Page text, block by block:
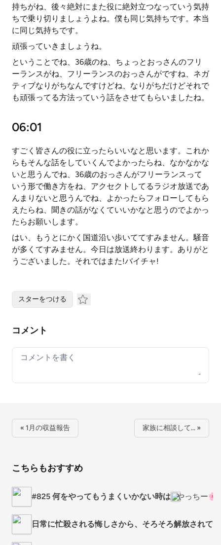
持ちがね、後々絶対にまた役に絶対立つなっていう気持
ちで乗り切りましょうよね。僕も同じ気持ちです。本当
に同じ気持ちです。
頑張っていきましょうね。
ということでね、36歳のね、ちょっとおっさんのフリ
ーランスがね、フリーランスのおっさんがですね、ネガ
ティブなりがちなんですけどね、なりがちだけどそれで
も頑張ってる方法っていう話をさせてもらいましたね。
06:01
すごく皆さんの役に立ったらいいなと思います。これか
らもそんな話をしていくんでよかったらね、なかなかな
いと思うんでね、36歳のおっさんがフリーランスって
いう形で働き方をね、アクセクトしてるラジオ放送であ
んまりないと思うんでね、よかったらフォローしてもら
えたらね、聞きの話がなくていいかなと思うのでよかっ
たらお願いします。
はい、もうとにかく国道沿い歩いててすみません。騒音
が多くてすみません。今日は放送終わります。ありがと
うございました。それではまた!バイチャ!
スターをつける
コメント
Your comment
« 1月の収益報告 家族に相談して… »
こちらもおすすめ
#825 何をやってもうまくいかない時は やっちー🌸
日常に忙殺される悔しさから、そろそろ解放されて